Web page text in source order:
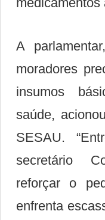
A
moradores
insumos
saúde,
SESAU.
secretário
reforçar o
enfrenta